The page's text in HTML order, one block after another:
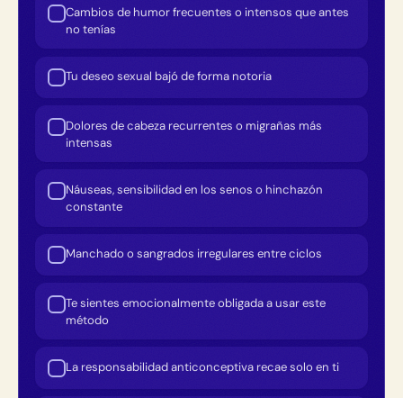
Cambios de humor frecuentes o intensos que antes
no tenías
Tu deseo sexual bajó de forma notoria
Dolores de cabeza recurrentes o migrañas más
intensas
Náuseas, sensibilidad en los senos o hinchazón
constante
Manchado o sangrados irregulares entre ciclos
Te sientes emocionalmente obligada a usar este
método
La responsabilidad anticonceptiva recae solo en ti